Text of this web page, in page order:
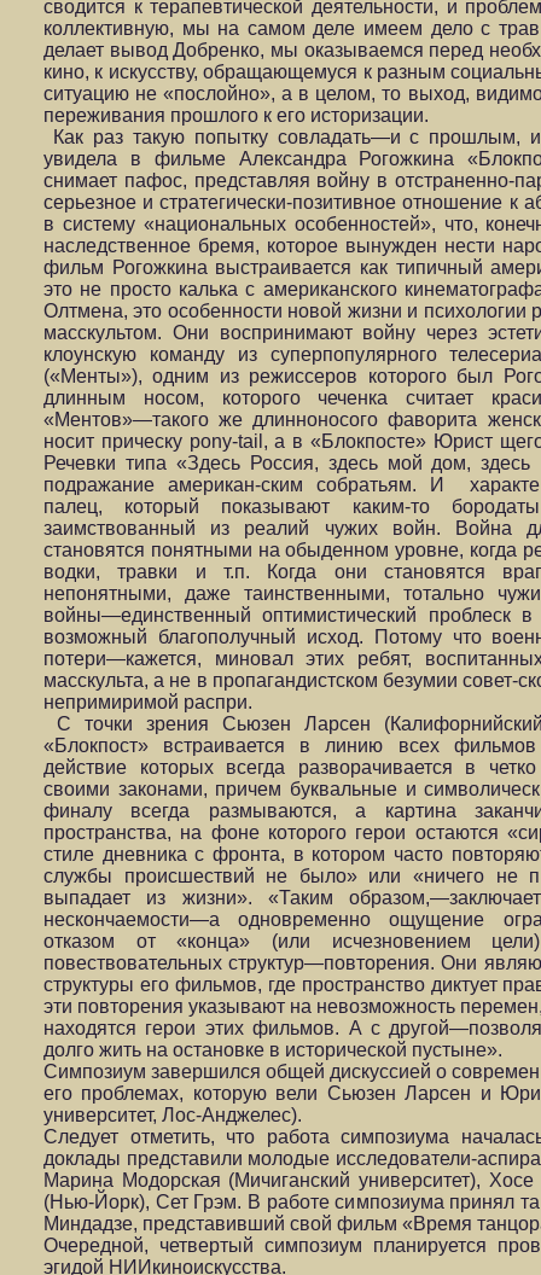
сводится к терапевтической деятельности, и
коллективную, мы на самом деле имеем дело с
делает вывод Добренко, мы оказываемся перед
кино, к искусству, обращающемуся к разным
ситуацию не «послойно», а в целом, то выход,
переживания прошлого к его историзации.
Как раз такую попытку совладать—и с прошлым,
увидела в фильме Александра Рогожкина
снимает пафос, представляя войну в отстраненно-
серьезное и стратегически-позитивное отношение к
в систему «национальных особенностей», что,
наследственное бремя, которое вынужден нести
фильм Рогожкина выстраивается как типичный
это не просто калька с американского
Олтмена, это особенности новой жизни и
масскультом. Они воспринимают войну через
клоунскую команду из суперпопулярного
(«Менты»), одним из режиссеров которого был
длинным носом, которого чеченка считает
«Ментов»—такого же длинноносого фаворита
носит прическу pony-tail, а в «Блокпосте» Юрист
Речевки типа «Здесь Россия, здесь мой дом,
подражание американ-ским собратьям. И
палец, который показывают каким-то
заимствованный из реалий чужих войн. Война
становятся понятными на обыденном уровне, когда
водки, травки и т.п. Когда они становятся
непонятными, даже таинственными, тотально
войны—единственный оптимистический
возможный благополучный исход. Потому что
потери—кажется, миновал этих ребят,
масскульта, а не в пропагандистском безумии совет-
непримиримой распри.
С точки зрения Сьюзен Ларсен
«Блокпост» встраивается в линию всех фильмов
действие которых всегда разворачивается в
своими законами, причем буквальные и
финалу всегда размываются, а картина
пространства, на фоне которого герои остаются
стиле дневника с фронта, в котором часто
службы происшествий не было» или «ничего не
выпадает из жизни». «Таким
нескончаемости—а одновременно ощущение
отказом от «конца» (или исчезновением
повествовательных структур—повторения. Они
структуры его фильмов, где пространство диктует
эти повторения указывают на невозможность
находятся герои этих фильмов. А с
долго жить на остановке в исторической пустыне».
Симпозиум завершился общей дискуссией о
его проблемах, которую вели Сьюзен Ларсен и
университет, Лос-Анджелес).
Следует отметить, что работа симпозиума
доклады представили молодые исследователи-
Марина Модорская (Мичиганский университет),
(Нью-Йорк), Сет Грэм. В работе симпозиума принял
Миндадзе, представивший свой фильм «Время
Очередной, четвертый симпозиум планируется
эгидой НИИкиноискусства.